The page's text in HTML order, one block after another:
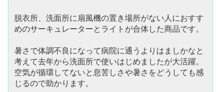
脱衣所、洗面所に扇風機の置き場所がない人におすす
めのサーキュレーターとライトが合体した商品です。
暑さで体調不良になって病院に通うよりはましかなと
考えて去年から洗面所で使いはじめましたが大活躍。
空気が循環してないと息苦しさや暑さをどうしても感
じるので助かります。